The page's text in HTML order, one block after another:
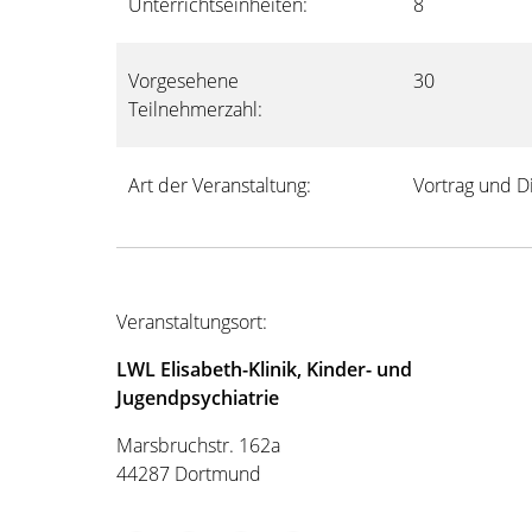
Vorgesehene
Teilnehmerzahl:
30
Art der Veranstaltung: Vortrag und
Veranstaltungsort:
LWL Elisabeth-Klinik, Kinder- und
Jugendpsychiatrie
Marsbruchstr. 162a
44287 Dortmund